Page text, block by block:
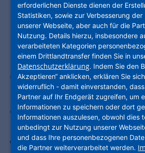
Frankfurter Westen. Die
Unternehmensgruppe
Heimstätte I Wohnstadt
Instone Real Estate
Quartier zwischen
Brentanopark bis 2025.
einer ehemals gewerblich
Fläche ein neues
Wohnquartier hervorgeht,
erforderlichen Dienste dienen der
Statistiken, sowie zur Verbesserung
unserer Webseite, aber auch für die
Nutzung. Details hierzu, insbesondere
verarbeiteten Kategorien
einem Drittlandtransfer finden Sie in
Datenschutzerklärung. Indem Sie den
Akzeptieren“ anklicken, erklären Sie
widerruflich - damit einverstanden,
Partner auf Ihr Endgerät zugreifen, um
Informationen zu speichern oder dort
Informationen auszulesen, obwohl dies
unbedingt zur Nutzung unserer
und dass Ihre personenbezogenen
die Partner weiterverarbeitet werden.